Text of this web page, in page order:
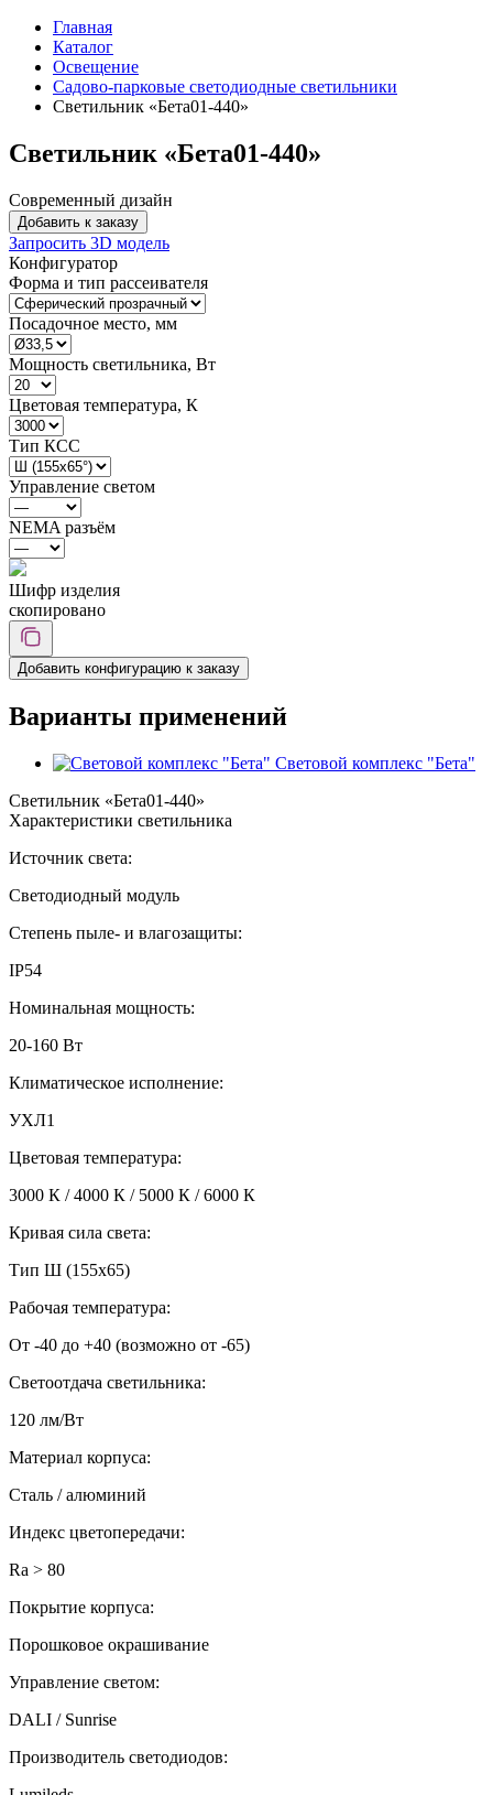
Главная
Каталог
Освещение
Садово-парковые светодиодные светильники
Светильник «Бета01-440»
Светильник «Бета01-440»
Современный дизайн
Добавить к заказу
Запросить 3D модель
Конфигуратор
Форма и тип рассеивателя
Посадочное место, мм
Мощность светильника, Вт
Цветовая температура, К
Тип КСС
Управление светом
NEMA разъём
Шифр изделия
скопировано
Добавить конфигурацию к заказу
Варианты применений
Световой комплекс "Бета"
Светильник «Бета01-440»
Характеристики светильника
Источник света:
Светодиодный модуль
Степень пыле- и влагозащиты:
IP54
Номинальная мощность:
20-160 Вт
Климатическое исполнение:
УХЛ1
Цветовая температура:
3000 К / 4000 К / 5000 К / 6000 К
Кривая сила света:
Тип Ш (155х65)
Рабочая температура:
От -40 до +40 (возможно от -65)
Светоотдача светильника:
120 лм/Вт
Материал корпуса:
Сталь / алюминий
Индекс цветопередачи:
Ra > 80
Покрытие корпуса:
Порошковое окрашивание
Управление светом:
DALI / Sunrise
Производитель светодиодов: